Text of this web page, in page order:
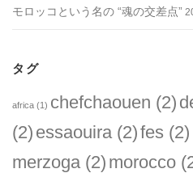
モロッコという名の “魂の交差点”
タグ
africa (1) chefchaouen (2)
(2) essaouira (2)fes (2)
merzoga (2) morocco